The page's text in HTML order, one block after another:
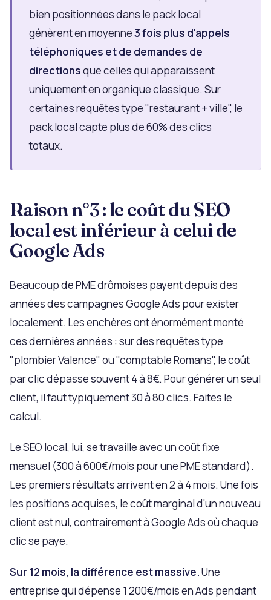
bien positionnées dans le pack local
génèrent en moyenne3 fois plus d'appels
téléphoniques et de demandes de
directionsque celles qui apparaissent
uniquement en organique classique. Sur
certaines requêtes type "restaurant + ville", le
pack local capte plus de 60% des clics
totaux.
Raison n°3 : le coût du SEO
local est inférieur à celui de
Google Ads
Beaucoup de PME drômoises payent depuis des
années des campagnes Google Ads pour exister
localement. Les enchères ont énormément monté
ces dernières années : sur des requêtes type
"plombier Valence" ou "comptable Romans", le coût
par clic dépasse souvent 4 à 8€. Pour générer un seul
client, il faut typiquement 30 à 80 clics. Faites le
calcul.
Le SEO local, lui, se travaille avec un coût fixe
mensuel (300 à 600€/mois pour une PME standard).
Les premiers résultats arrivent en 2 à 4 mois. Une fois
les positions acquises, le coût marginal d'un nouveau
client est nul, contrairement à Google Ads où chaque
clic se paye.
Sur 12 mois, la différence est massive.Une
entreprise qui dépense 1 200€/mois en Ads pendant